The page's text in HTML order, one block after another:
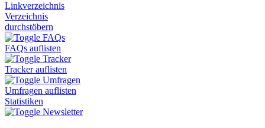
Linkverzeichnis
Verzeichnis
durchstöbern
FAQs
FAQs auflisten
Tracker
Tracker auflisten
Umfragen
Umfragen auflisten
Statistiken
Newsletter